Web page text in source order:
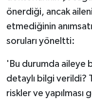
önerdiği, ancak
etmediğinin
soruları yöneltti:
'Bu durumda aileye
detaylı bilgi verildi?
riskler ve yapılması
YAŞAM